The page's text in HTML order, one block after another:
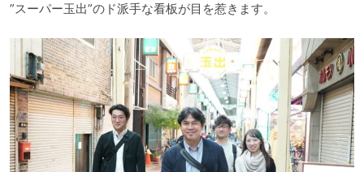
”スーパー玉出”のド派手な看板が目を惹きます。